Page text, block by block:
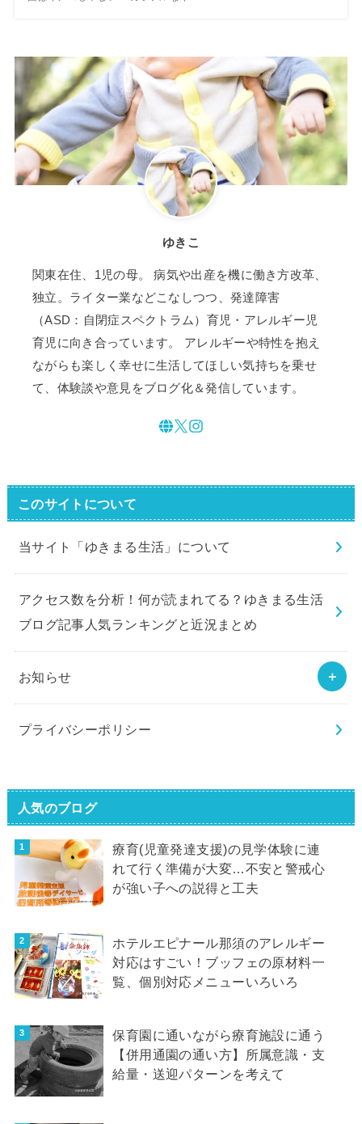
ゆきこ
関東在住、1児の母。 病気や出産を機に働き方改革、
独立。ライター業などこなしつつ、発達障害
（ASD：自閉症スペクトラム）育児・アレルギー児
育児に向き合っています。 アレルギーや特性を抱え
ながらも楽しく幸せに生活してほしい気持ちを乗せ
て、体験談や意見をブログ化＆発信しています。
このサイトについて
当サイト「ゆきまる生活」について
アクセス数を分析！何が読まれてる？ゆきまる生活
ブログ記事人気ランキングと近況まとめ
お知らせ
プライバシーポリシー
人気のブログ
療育(児童発達支援)の見学体験に連
れて行く準備が大変…不安と警戒心
が強い子への説得と工夫
ホテルエピナール那須のアレルギー
対応はすごい！ブッフェの原材料一
覧、個別対応メニューいろいろ
保育園に通いながら療育施設に通う
【併用通園の通い方】所属意識・支
給量・送迎パターンを考えて